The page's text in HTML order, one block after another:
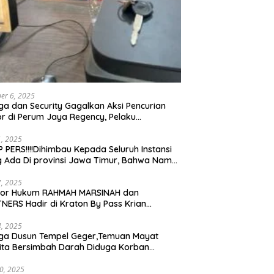
6, 2025
dan Security Gagalkan Aksi Pencurian
di Perum Jaya Regency, Pelaku
2025
PERS!!!!Dihimbau Kepada Seluruh Instansi
Ada Di provinsi Jawa Timur, Bahwa Nama
2025
Hukum RAHMAH MARSINAH dan
Hadir di Kraton By Pass Krian
2025
Dusun Tempel Geger,Temuan Mayat
Bersimbah Darah Diduga Korban
2025